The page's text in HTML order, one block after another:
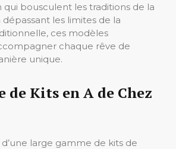
qui bousculent les traditions de la
les limites de la
ces modèles
chaque rêve de
unique.
de Kits en A de Chez
large gamme de kits de